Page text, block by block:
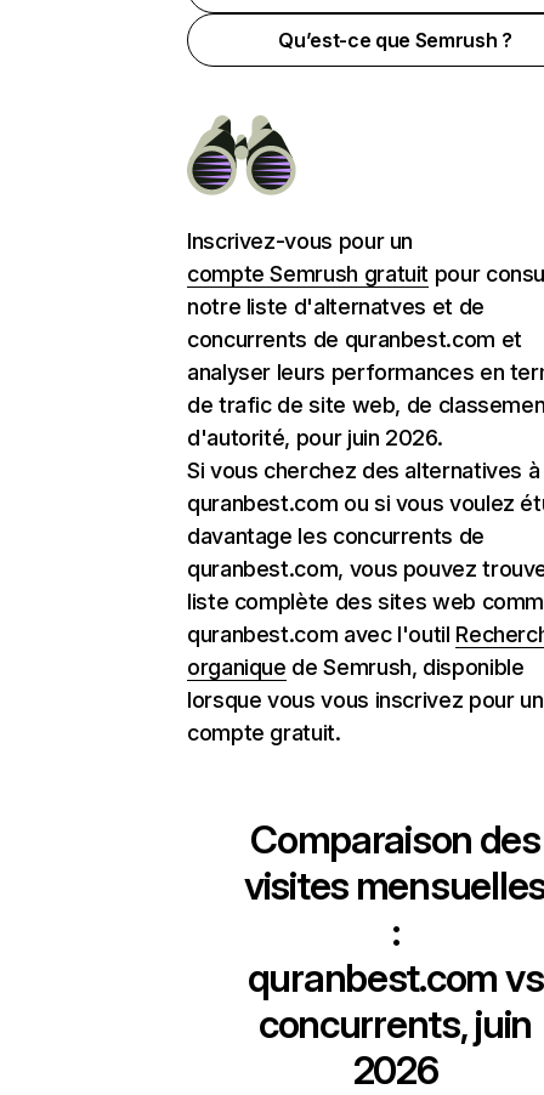
Qu’est-ce que Semrush ?
Inscrivez-vous pour un
compte Semrush gratuit pour
notre liste d'alternatves et de
concurrents de quranbest.com et
analyser leurs performances en
de trafic de site web, de
d'autorité, pour juin 2026.
Si vous cherchez des alternatives à
quranbest.com ou si vous voulez
davantage les concurrents de
quranbest.com, vous pouvez
liste complète des sites web
quranbest.com avec l'outil
organique de Semrush, disponible
lorsque vous vous inscrivez pour un
compte gratuit.
Comparaison des
visites
:
quranbest.comvs
concurrents, juin
2026